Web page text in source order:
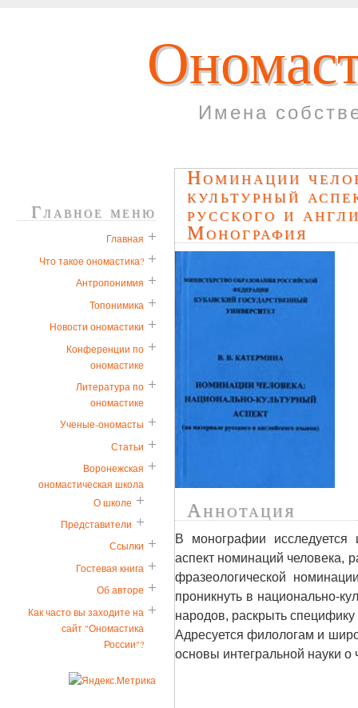
Имена
Номинации
культурный
русского и
Монография
Аннотация
В монографии исследуется
аспект номинаций человека,
фразеологической
проникнуть в национально-
народов, раскрыть
Адресуется филологам и
основы интегральной науки о
Главное меню
Главная
Что такое ономастика?
Антропонимия
Топонимика
Новости ономастики
Конференции по
ономастике
Литература по
ономастике
Ученые-ономасты
Статьи
Воронежская
ономастическая школа
О школе
Представители
Ссылки
Гостевая книга
Об авторе
Как часто вы заходите на
сайт "Ономастика
России"?